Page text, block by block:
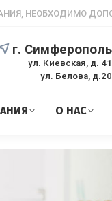
НЕОБХОДИМО
г. Симферополь
ул. Киевская, д. 41
ул. Белова, д.20
О НАС